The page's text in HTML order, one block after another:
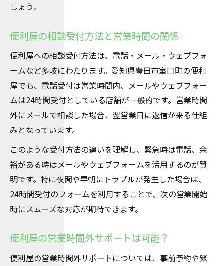
しょう。
便利屋の相談受付方法と営業時間の関係
便利屋への相談受付方法は、電話・メール・ウェブフォ
ームなど多岐にわたります。愛知県豊田市室口町の便利
屋でも、電話受付は営業時間内、メールやウェブフォー
ムは24時間受付としている店舗が一般的です。営業時間
外にメールで相談した場合、翌営業日に返信が来る仕組
みとなっています。
このような受付方法の違いを理解し、緊急時は電話、余
裕がある時はメールやウェブフォームを活用するのが賢
明です。特に夜間や早朝にトラブルが発生した場合は、
24時間受付のフォームを利用することで、次の営業開始
時にスムーズな対応が期待できます。
便利屋の営業時間外サポートは可能？
便利屋の営業時間外サポートについては、事前予約や緊